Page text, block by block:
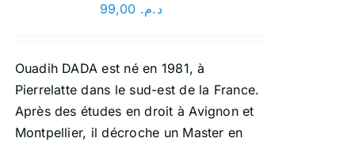
د.م.
Ouadih DADA est né en 1981, à
Pierrelatte dans le sud-est de la France.
Après des études en droit à Avignon et
Montpellier, il décroche un Master en